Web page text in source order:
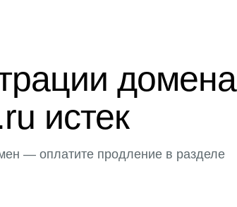
домена
истек
— оплатите продление в разделе